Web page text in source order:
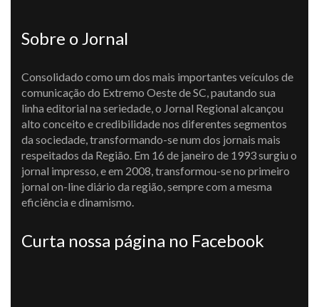
Sobre o Jornal
Consolidado como um dos mais importantes veículos de
comunicação do Extremo Oeste de SC, pautando sua
linha editorial na seriedade, o Jornal Regional alcançou
alto conceito e credibilidade nos diferentes segmentos
da sociedade, transformando-se num dos jornais mais
respeitados da Região. Em 16 de janeiro de 1993 surgiu o
jornal impresso, e em 2008, transformou-se no primeiro
jornal on-line diário da região, sempre com a mesma
eficiência e dinamismo.
Curta nossa página no Facebook